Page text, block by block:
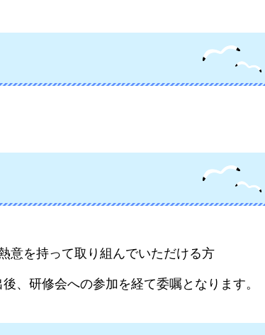
意を持って取り組んでいただける方
、研修会への参加を経て委嘱となります。